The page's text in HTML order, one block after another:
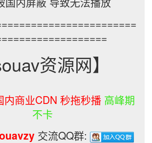
a
资源网】
内商业CDN 秒拖秒播 高峰期
不卡
交流QQ群: